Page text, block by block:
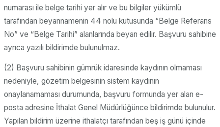
numarası ile belge tarihi yer alır ve bu bilgiler yükümlü
tarafından beyannamenin 44 nolu kutusunda “Belge Referans
No” ve “Belge Tarihi” alanlarında beyan edilir. Başvuru sahibine
ayrıca yazılı bildirimde bulunulmaz.
(2) Başvuru sahibinin gümrük idaresinde kaydının olmaması
nedeniyle, gözetim belgesinin sistem kaydının
onaylanamaması durumunda, başvuru formunda yer alan e-
posta adresine İthalat Genel Müdürlüğünce bildirimde bulunulur.
Yapılan bildirim üzerine ithalatçı tarafından beş iş günü içinde